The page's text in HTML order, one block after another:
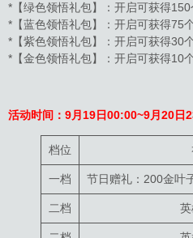
*【绿色领悟礼包】：开启可获得
*【蓝色领悟礼包】：开启可获得75
*【紫色领悟礼包】：开启可获得30
*【金色领悟礼包】：开启可获得10
活动时间：9月19日00:00~9月20日
档位
一档 节日赠礼：200金叶
二档